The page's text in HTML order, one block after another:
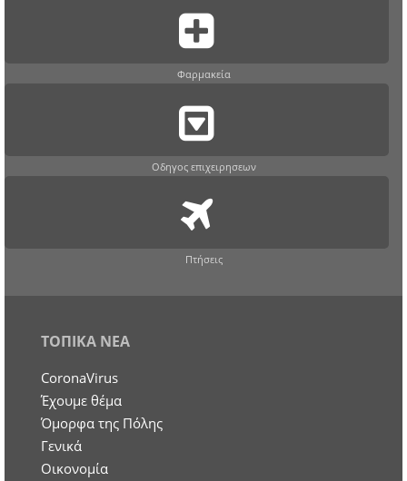
Φαρμακεία
Οδηγος επιχειρησεων
Πτήσεις
ΤΟΠΙΚΑ ΝΕΑ
CoronaVirus
Έχουμε θέμα
Όμορφα της Πόλης
Γενικά
Οικονομία